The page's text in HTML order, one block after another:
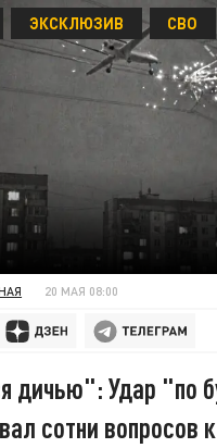
ЭКСКЛЮЗИВ СВО
20 МАЯ 08:00
дичью": Удар "по
сотни вопросов